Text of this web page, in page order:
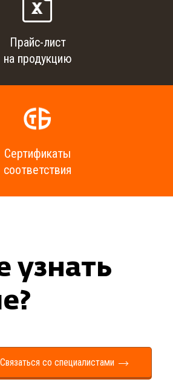
Прайс-лист
на продукцию
Сертификаты
соответствия
узнать
Связаться со специалистами